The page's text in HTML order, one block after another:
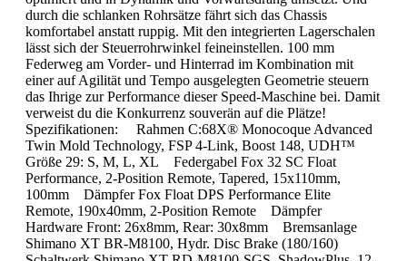
durch die schlanken Rohrsätze fährt sich das Chassis
komfortabel anstatt ruppig. Mit den integrierten Lagerschalen
lässt sich der Steuerrohrwinkel feineinstellen. 100 mm
Federweg am Vorder- und Hinterrad im Kombination mit
einer auf Agilität und Tempo ausgelegten Geometrie steuern
das Ihrige zur Performance dieser Speed-Maschine bei. Damit
verweist du die Konkurrenz souverän auf die Plätze!
Spezifikationen: Rahmen C:68X® Monocoque Advanced
Twin Mold Technology, FSP 4-Link, Boost 148, UDH™
Größe 29: S, M, L, XL Federgabel Fox 32 SC Float
Performance, 2-Position Remote, Tapered, 15x110mm,
100mm Dämpfer Fox Float DPS Performance Elite
Remote, 190x40mm, 2-Position Remote Dämpfer
Hardware Front: 26x8mm, Rear: 30x8mm Bremsanlage
Shimano XT BR-M8100, Hydr. Disc Brake (180/160)